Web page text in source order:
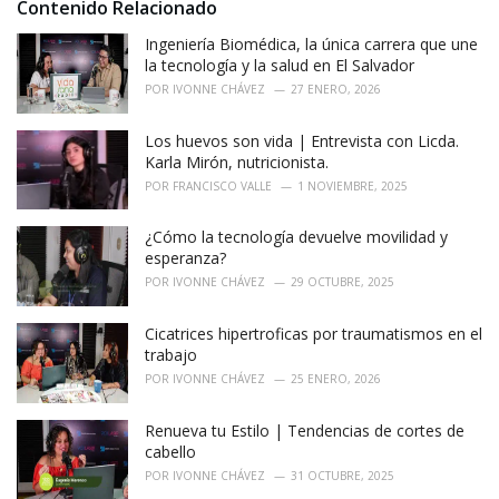
:
Contenido Relacionado
Ingeniería Biomédica, la única carrera que une
la tecnología y la salud en El Salvador
POR IVONNE CHÁVEZ 27 ENERO, 2026
Los huevos son vida | Entrevista con Licda.
Karla Mirón, nutricionista.
POR FRANCISCO VALLE 1 NOVIEMBRE, 2025
¿Cómo la tecnología devuelve movilidad y
esperanza?
POR IVONNE CHÁVEZ 29 OCTUBRE, 2025
Cicatrices hipertroficas por traumatismos en el
trabajo
POR IVONNE CHÁVEZ 25 ENERO, 2026
Renueva tu Estilo | Tendencias de cortes de
cabello
POR IVONNE CHÁVEZ 31 OCTUBRE, 2025